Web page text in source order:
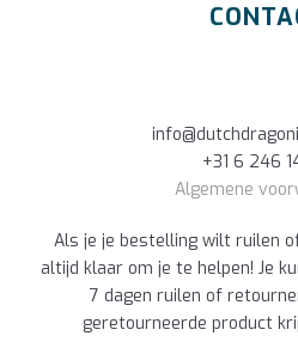
+31 6 246
Algemene
Als je je bestelling wilt ruilen
altijd klaar om je te helpen! Je
7 dagen ruilen of
geretourneerde product